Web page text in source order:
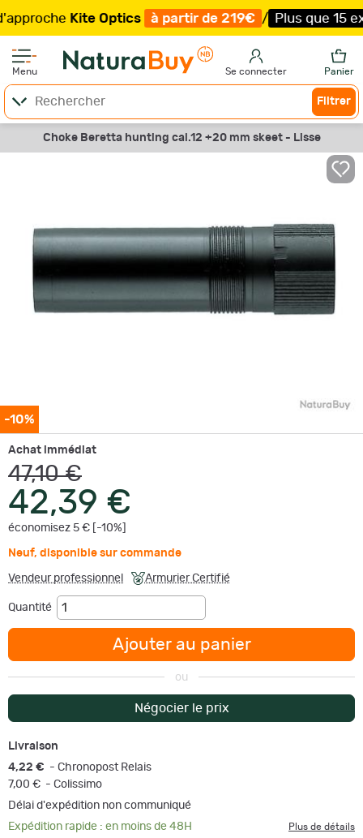
Kite Optics à partir de 219€ / Plus que 15
Menu Se connecter Panier
Filtrer
Choke Beretta hunting cal.12 +20 mm skeet - Lisse
-10%
Achat immédiat
47,10 €
42,39 €
économisez 5 € [-10%]
Neuf, disponible sur commande
Vendeur professionnel Armurier Certifié
Quantité
Ajouter au panier
ou
Négocier le prix
Livraison
4,22 € - Chronopost Relais
7,00 € - Colissimo
Délai d'expédition non communiqué
Expédition rapide : en moins de 48H
Plus de détails